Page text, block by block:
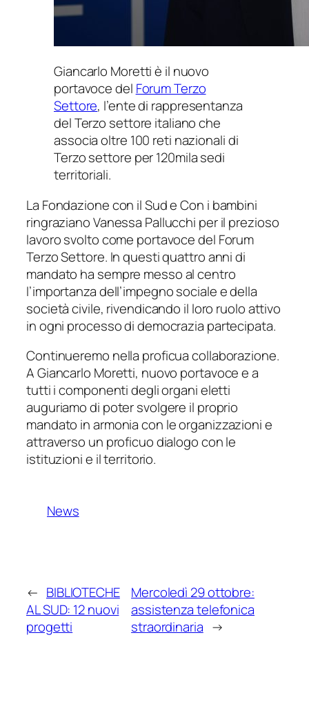
Giancarlo Moretti è il nuovo
portavoce del Forum Terzo
Settore, l’ente di rappresentanza
del Terzo settore italiano che
associa oltre 100 reti nazionali di
Terzo settore per 120mila sedi
territoriali.
La Fondazione con il Sud e Con i bambini
ringraziano Vanessa Pallucchi per il prezioso
lavoro svolto come portavoce del Forum
Terzo Settore. In questi quattro anni di
mandato ha sempre messo al centro
l’importanza dell’impegno sociale e della
società civile, rivendicando il loro ruolo attivo
in ogni processo di democrazia partecipata.
Continueremo nella proficua collaborazione.
A Giancarlo Moretti, nuovo portavoce e a
tutti i componenti degli organi eletti
auguriamo di poter svolgere il proprio
mandato in armonia con le organizzazioni e
attraverso un proficuo dialogo con le
istituzioni e il territorio.
News
← BIBLIOTECHE
AL SUD: 12 nuovi
progetti
Mercoledì 29 ottobre:
assistenza telefonica
straordinaria →